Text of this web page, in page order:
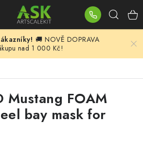
🚚 NOVĚ DOPRAVA
nad 1 000 Kč!
Mustang FOAM
bay mask for